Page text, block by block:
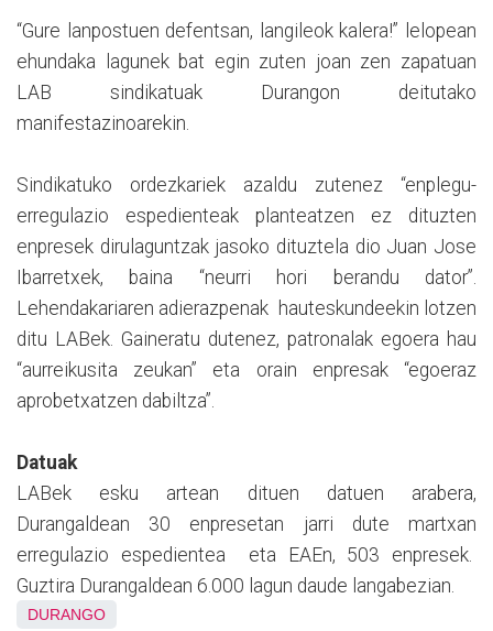
“Gure lanpostuen defentsan, langileok kalera!” lelopean
ehundaka lagunek bat egin zuten joan zen zapatuan
LAB sindikatuak Durangon deitutako
manifestazinoarekin.
Sindikatuko ordezkariek azaldu zutenez “enplegu-
erregulazio espedienteak planteatzen ez dituzten
enpresek dirulaguntzak jasoko dituztela dio Juan Jose
Ibarretxek, baina “neurri hori berandu dator”.
Lehendakariaren adierazpenak hauteskundeekin lotzen
ditu LABek. Gaineratu dutenez, patronalak egoera hau
“aurreikusita zeukan” eta orain enpresak “egoeraz
aprobetxatzen dabiltza”.
Datuak
LABek esku artean dituen datuen arabera,
Durangaldean 30 enpresetan jarri dute martxan
erregulazio espedientea eta EAEn, 503 enpresek.
Guztira Durangaldean 6.000 lagun daude langabezian.
DURANGO